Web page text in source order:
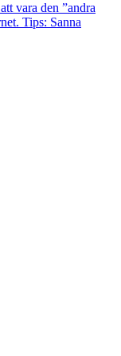
vara den ”andra
Tips: Sanna